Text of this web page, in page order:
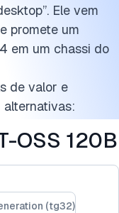
Ele vem
promete um
em um chassi do
de valor e
alternativas:
OSS 120B
(tg32)